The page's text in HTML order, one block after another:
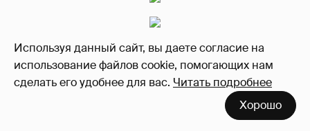
Используя данный сайт, вы даете согласие на
использование файлов cookie, помогающих нам
сделать его удобнее для вас. Читать подробнее
Хорошо